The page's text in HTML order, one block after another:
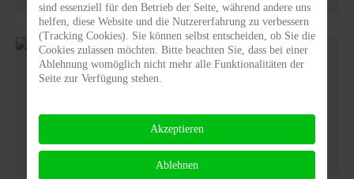
Manuel Eckert
1. Kyu Takemusu Aikido
Aikido seit 2010
Übungsleiter Assistent BSJ
sind essenziell für den Betrieb der Seite, während andere uns
helfen, diese Website und die Nutzererfahrung zu verbessern
(Tracking Cookies). Sie können selbst entscheiden, ob Sie die
Cookies zulassen möchten. Bitte beachten Sie, dass bei einer
Ablehnung womöglich nicht mehr alle Funktionalitäten der
Seite zur Verfügung stehen.
Akzeptieren
Ablehnen